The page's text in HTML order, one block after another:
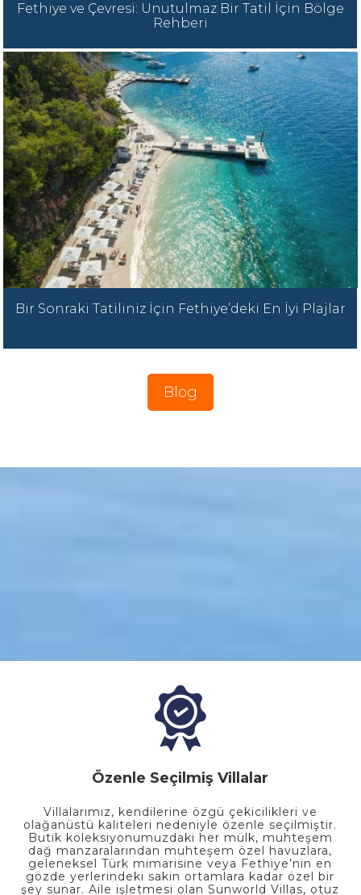
Fethiye ve Çevresi: Unutulmaz Bir Tatil İçin Bölge
Rehberi
Bir Sonraki Tatiliniz İçin Fethiye’deki En İyi Plajlar
Blog
Özenle Seçilmiş Villalar
Villalarımız, kendilerine özgü çekicilikleri ve
olağanüstü kaliteleri nedeniyle özenle seçilmiştir.
Butik koleksiyonumuzdaki her mülk, muhteşem
dağ manzaralarından muhteşem özel havuzlara,
geleneksel Türk mimarisine veya Fethiye’nin en
gözde yerlerindeki sakin ortamlara kadar özel bir
şey sunar. Aile işletmesi olan Sunworld Villas, otuz